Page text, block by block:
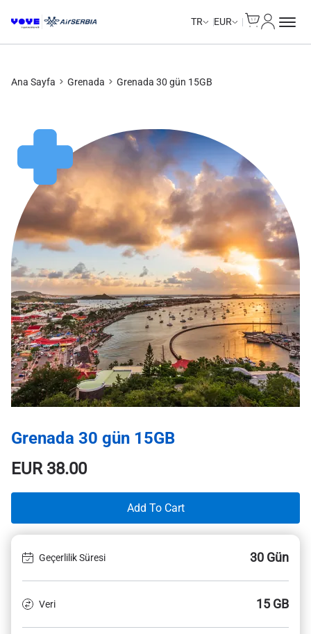
TR EUR
Ana Sayfa Grenada Grenada 30 gün 15GB
Grenada 30 gün 15GB
EUR38.00
Add To Cart
Geçerlilik Süresi 30 Gün
Veri 15 GB